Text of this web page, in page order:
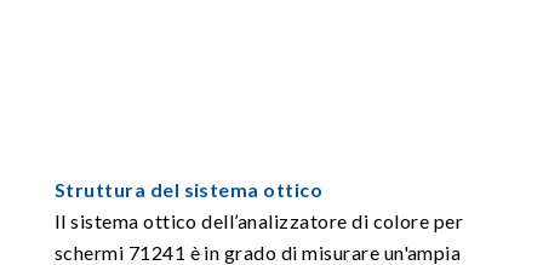
Struttura del sistema ottico
Il sistema ottico dell’analizzatore di colore per
schermi 71241 è in grado di misurare un'ampia